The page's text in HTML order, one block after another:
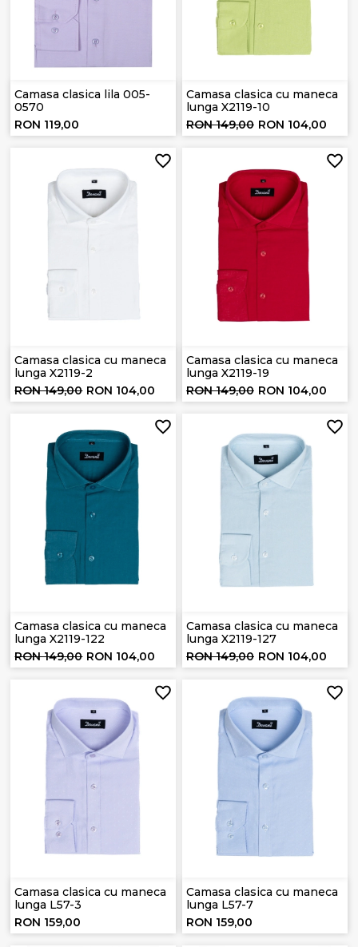
Camasa clasica lila 005-
0570
RON 119,00
Camasa clasica cu maneca
lunga X2119-10
RON 149,00 RON 104,00
Camasa clasica cu maneca
lunga X2119-2
RON 149,00 RON 104,00
Camasa clasica cu maneca
lunga X2119-19
RON 149,00 RON 104,00
Camasa clasica cu maneca
lunga X2119-122
RON 149,00 RON 104,00
Camasa clasica cu maneca
lunga X2119-127
RON 149,00 RON 104,00
Camasa clasica cu maneca
lunga L57-3
RON 159,00
Camasa clasica cu maneca
lunga L57-7
RON 159,00